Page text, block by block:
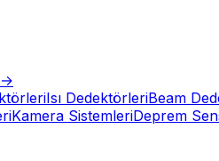
→
Isı DedektörleriBeam
Kamera SistemleriDeprem